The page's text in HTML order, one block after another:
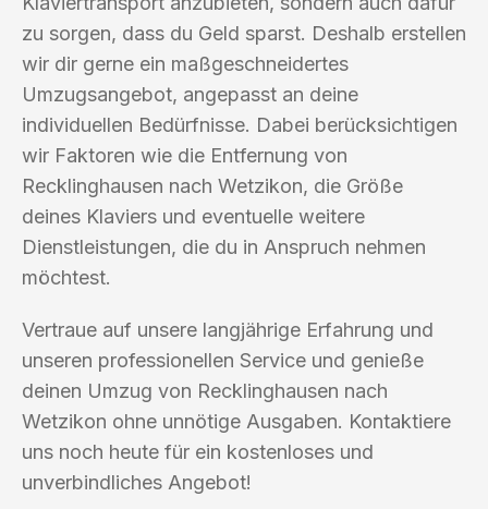
zu sorgen, dass du Geld sparst. Deshalb erstellen
wir dir gerne ein maßgeschneidertes
Umzugsangebot, angepasst an deine
individuellen Bedürfnisse. Dabei berücksichtigen
wir Faktoren wie die Entfernung von
Recklinghausen nach Wetzikon, die Größe
deines Klaviers und eventuelle weitere
Dienstleistungen, die du in Anspruch nehmen
möchtest.
Vertraue auf unsere langjährige Erfahrung und
unseren professionellen Service und genieße
deinen Umzug von Recklinghausen nach
Wetzikon ohne unnötige Ausgaben. Kontaktiere
uns noch heute für ein kostenloses und
unverbindliches Angebot!